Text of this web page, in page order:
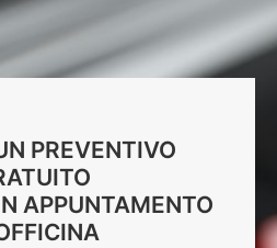
PREVENTIVO
APPUNTAMENTO